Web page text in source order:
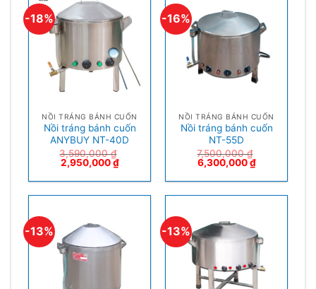
-18%
NỒI TRÁNG BÁNH CUỐN
Nồi tráng bánh cuốn
ANYBUY NT-40D
3,590,000₫
2,950,000₫
-16%
NỒI TRÁNG BÁNH CUỐN
Nồi tráng bánh cuốn
NT-55D
7,500,000₫
6,300,000₫
-13% -13%